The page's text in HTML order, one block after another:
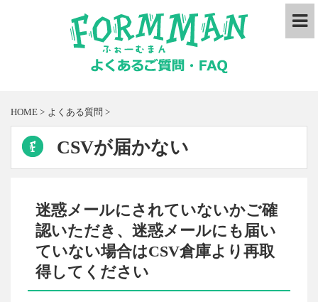
HOME > よくある質問 >
CSVが届かない
迷惑メールにされていないかご確
認いただき、迷惑メールにも届い
ていない場合はCSV倉庫より再取
得してください